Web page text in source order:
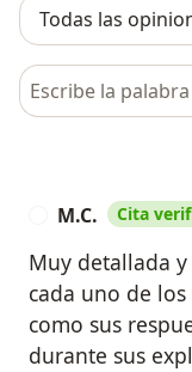
Busca en opiniones
M.C. Cita
Muy detallada
cada uno de
como sus
durante sus